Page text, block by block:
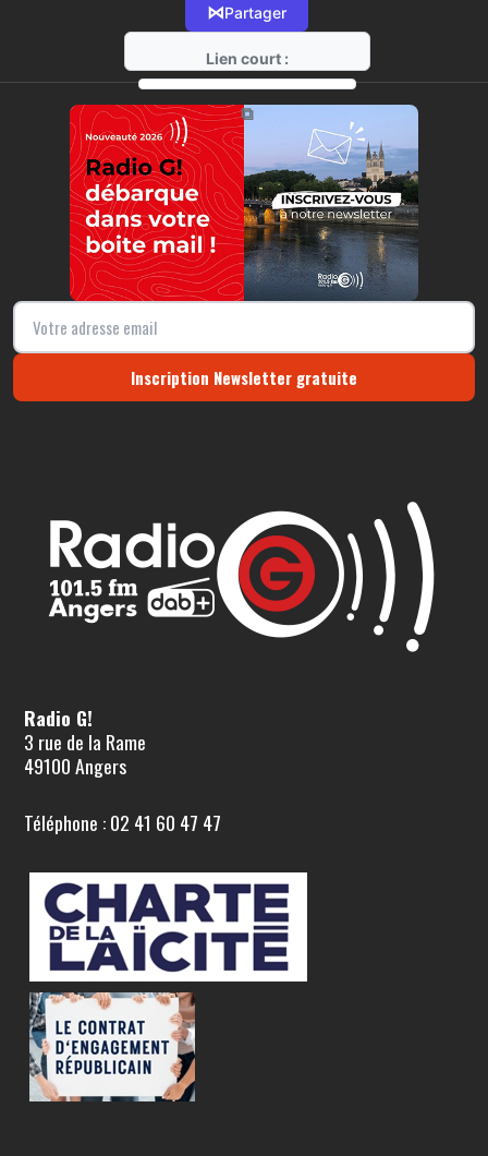
⋈Partager
Lien court :
https://radio-g.fr?13617
⧉
Inscription Newsletter gratuite
Radio G!
3 rue de la Rame
49100 Angers
Téléphone : 02 41 60 47 47